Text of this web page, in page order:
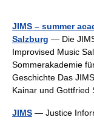
JIMS – summer
Salzburg — Die
Improvised Music
Sommerakademie
Geschichte Das
Kainar und
JIMS — Justice